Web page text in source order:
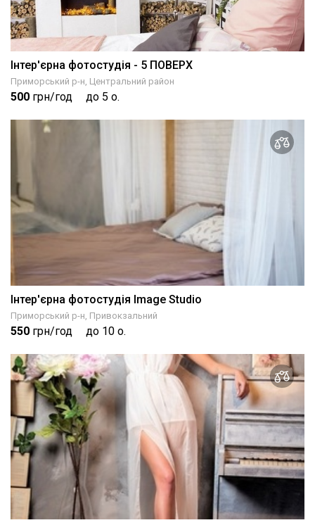
Інтер'єрна фотостудія - 5 ПОВЕРХ
Приморський р-н, Центральний район
500 грн/год до 5 о.
Інтер'єрна фотостудія Image Studio
Приморський р-н, Привокзальний
550 грн/год до 10 о.